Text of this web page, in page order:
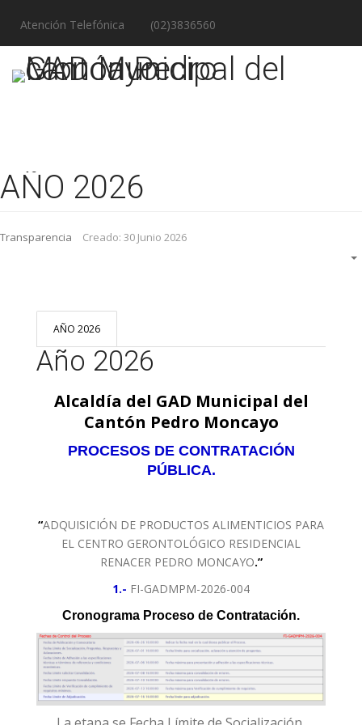
Atención Telefónica (02)3836560
AÑO 2026
Transparencia Creado: 30 Junio 2026
AÑO 2026
Año 2026
Alcaldía del GAD Municipal del
Cantón Pedro Moncayo
PROCESOS DE CONTRATACIÓN
PÚBLICA.
“ADQUISICIÓN DE PRODUCTOS ALIMENTICIOS PARA
EL CENTRO GERONTOLÓGICO RESIDENCIAL
RENACER PEDRO MONCAYO.”
1.- FI-GADMPM-2026-004
Cronograma Proceso de Contratación.